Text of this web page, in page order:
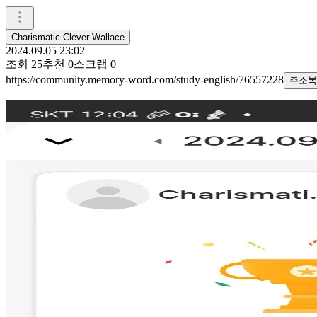
Charismatic Clever Wallace
2024.09.05 23:02
조회 25추천 0스크랩 0
https://community.memory-word.com/study-english/76557228 주소